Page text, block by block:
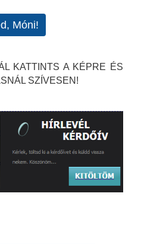
Móni!
KATTINTS A KÉPRE ÉS
SZÍVESEN!